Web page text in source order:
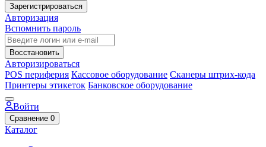
Зарегистрироваться
Авторизация
Вспомнить пароль
Восстановить
Авторизироваться
POS периферия Кассовое оборудование Сканеры штрих-кода
Принтеры этикеток Банковское оборудование
Войти
Сравнение 0
Каталог